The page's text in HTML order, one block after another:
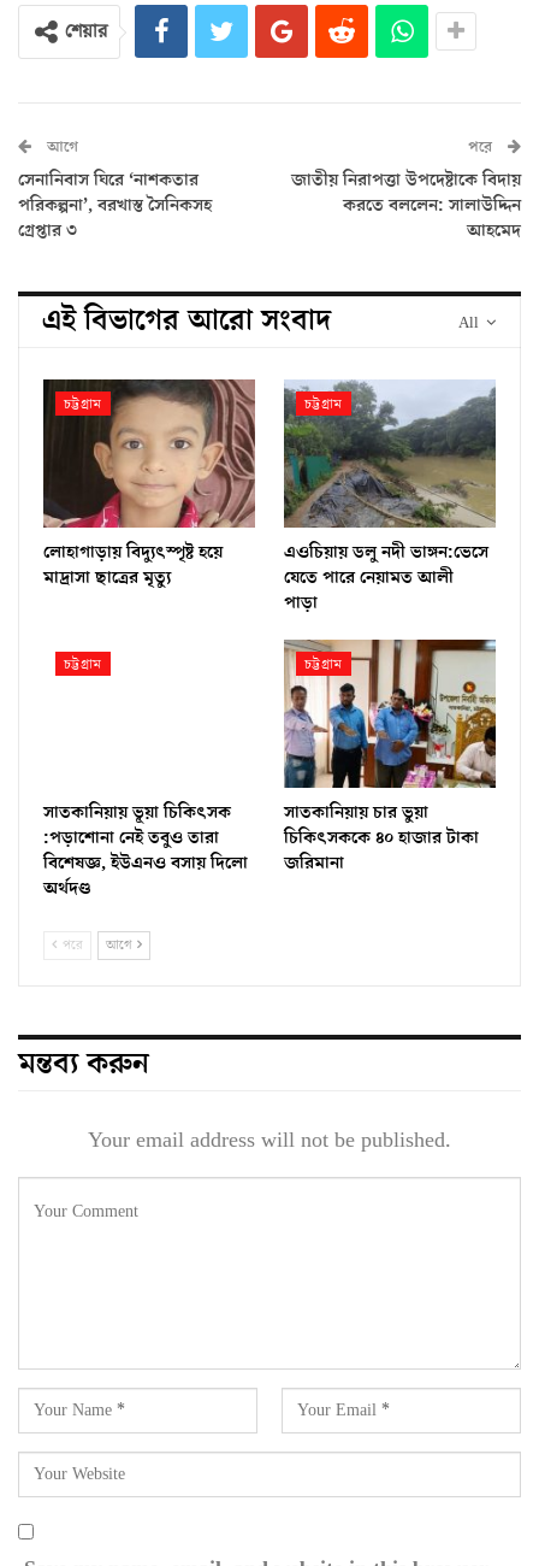
শেয়ার
আগে
সেনানিবাস ঘিরে ‘নাশকতার
পরিকল্পনা’, বরখাস্ত সৈনিকসহ
গ্রেপ্তার ৩
পরে
জাতীয় নিরাপত্তা উপদেষ্টাকে বিদায়
করতে বললেন: সালাউদ্দিন
আহমেদ
All
এই বিভাগের আরো সংবাদ
চট্টগ্রাম
লোহাগাড়ায় বিদ্যুৎস্পৃষ্ট হয়ে
মাদ্রাসা ছাত্রের মৃত্যু
চট্টগ্রাম
এওচিয়ায় ডলু নদী ভাঙ্গন:ভেসে
যেতে পারে নেয়ামত আলী
পাড়া
চট্টগ্রাম
সাতকানিয়ায় ভূয়া চিকিৎসক
:পড়াশোনা নেই তবুও তারা
বিশেষজ্ঞ, ইউএনও বসায় দিলো
অর্থদণ্ড
চট্টগ্রাম
সাতকানিয়ায় চার ভুয়া
চিকিৎসককে ৪০ হাজার টাকা
জরিমানা
পরে আগে
মন্তব্য করুন
Your email address will not be published.